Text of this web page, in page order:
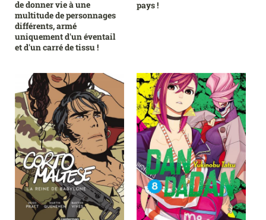
de donner vie à une
multitude de personnages
différents, armé
uniquement d'un éventail
et d'un carré de tissu !
pays !